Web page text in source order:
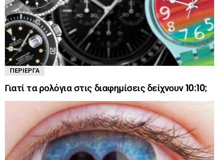
ΠΕΡΊΕΡΓΑ
Γιατί τα ρολόγια στις διαφημίσεις δείχνουν 10:10;